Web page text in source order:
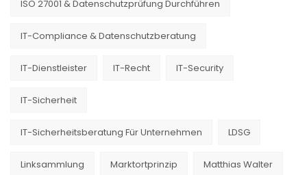
ISO 27001 & Datenschutzprüfung Durchführen
IT-Compliance & Datenschutzberatung
IT-Dienstleister IT-Recht IT-Security
IT-Sicherheit
IT-Sicherheitsberatung Für Unternehmen LDSG
Linksammlung Marktortprinzip Matthias Walter